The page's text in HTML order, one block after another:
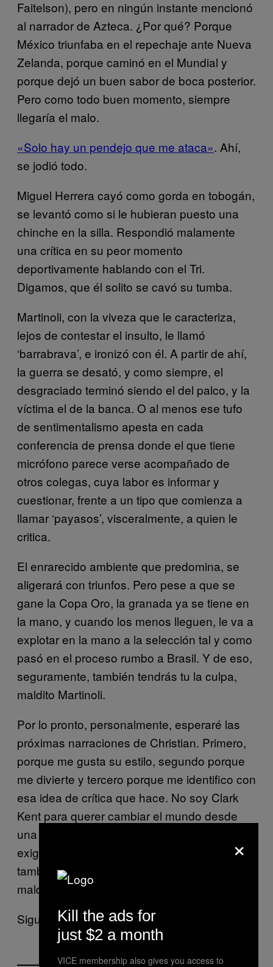
Faitelson), pero en ningún instante mencionó
al narrador de Azteca. ¿Por qué? Porque
México triunfaba en el repechaje ante Nueva
Zelanda, porque caminó en el Mundial y
porque dejó un buen sabor de boca posterior.
Pero como todo buen momento, siempre
llegaría el malo.
«Solo hay un pendejo que me ataca». Ahí,
se jodió todo.
Miguel Herrera cayó como gorda en tobogán,
se levantó como si le hubieran puesto una
chinche en la silla. Respondió malamente
una crítica en su peor momento
deportivamente hablando con el Tri.
Digamos, que él solito se cavó su tumba.
Martinoli, con la viveza que le caracteriza,
lejos de contestar el insulto, le llamó
‘barrabrava’, e ironizó con él. A partir de ahí,
la guerra se desató, y como siempre, el
desgraciado terminó siendo el del palco, y la
víctima el de la banca. O al menos ese tufo
de sentimentalismo apesta en cada
conferencia de prensa donde el que tiene
micrófono parece verse acompañado de
otros colegas, cuya labor es informar y
cuestionar, frente a un tipo que comienza a
llamar ‘payasos’, visceralmente, a quien le
critica.
El enrarecido ambiente que predomina, se
aligerará con triunfos. Pero pese a que se
gane la Copa Oro, la granada ya se tiene en
la mano, y cuando los menos lleguen, le va a
explotar en la mano a la selección tal y como
pasó en el proceso rumbo a Brasil. Y de eso,
seguramente, también tendrás tu la culpa,
maldito Martinoli.
Por lo pronto, personalmente, esperaré las
próximas narraciones de Christian. Primero,
porque me gusta su estilo, segundo porque
me divierte y tercero porque me identifico con
esa idea de crítica que hace. No soy Clark
Kent para querer cambiar el mundo desde
una computadora, pero sí prefiero ser un tipo
exigente que alineado con el resto. Yo
también seré culpable, y soy un pinche
maldito, igual que tú, desgraciado Martinoli.
Sigue al autor en Twitter:@andrescorona
×
Kill the ads for
just $2 a month
VICE membership also gives you access to